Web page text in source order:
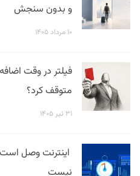
و بدون سنجش
۱۰ مرداد ۱۴۰۵
متوقف کرد؟
۳۱ تیر ۱۴۰۵
اینترنت وصل است
نیست